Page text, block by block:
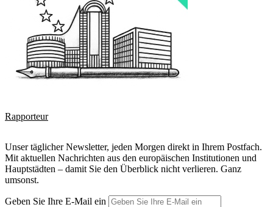
Rapporteur
Unser täglicher Newsletter, jeden Morgen direkt in Ihrem Postfach.
Mit aktuellen Nachrichten aus den europäischen Institutionen und
Hauptstädten – damit Sie den Überblick nicht verlieren. Ganz
umsonst.
Geben Sie Ihre E-Mail ein